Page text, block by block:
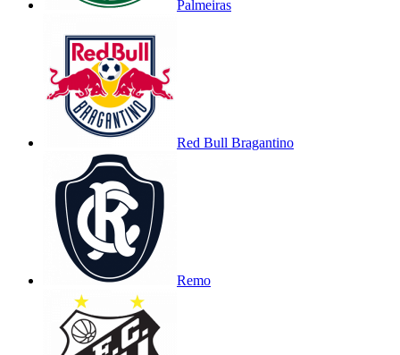
Palmeiras
Red Bull Bragantino
Remo